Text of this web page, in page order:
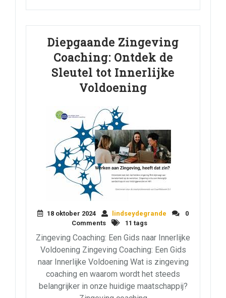
Diepgaande Zingeving
Coaching: Ontdek de
Sleutel tot Innerlijke
Voldoening
18 oktober 2024 lindseydegrande
0
Comments
11 tags
Zingeving Coaching: Een Gids naar Innerlijke
Voldoening Zingeving Coaching: Een Gids
naar Innerlijke Voldoening Wat is zingeving
coaching en waarom wordt het steeds
belangrijker in onze huidige maatschappij?